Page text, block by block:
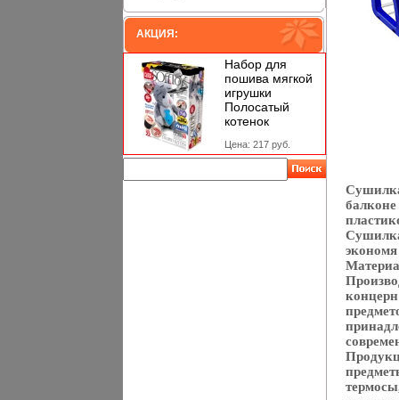
АКЦИЯ:
Набор для
пошива мягкой
игрушки
Полосатый
котенок
Цена: 217 руб.